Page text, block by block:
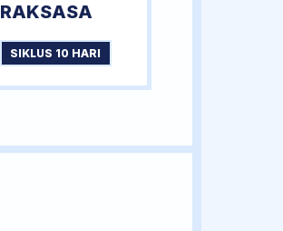
RAKSASA
SIKLUS 10 HARI